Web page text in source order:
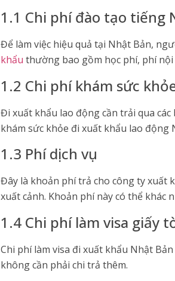
1.1 Chi phí đào tạo tiếng
Để làm việc hiệu quả tại Nhật Bản,
khẩu thường bao gồm học phí, phí
1.2 Chi phí khám sức
Đi xuất khẩu lao động cần trải qua
khám sức khỏe đi xuất khẩu lao động
1.3 Phí dịch vụ
Đây là khoản phí trả cho công ty xuất
xuất cảnh. Khoản phí này có thể khác
1.4 Chi phí làm visa giấy
Chi phí làm visa đi xuất khẩu Nhật
không cần phải chi trả thêm. ​